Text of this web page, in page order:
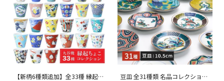
【新柄6種類追加】全33種 縁起
豆皿 全31種類 名品コレクション